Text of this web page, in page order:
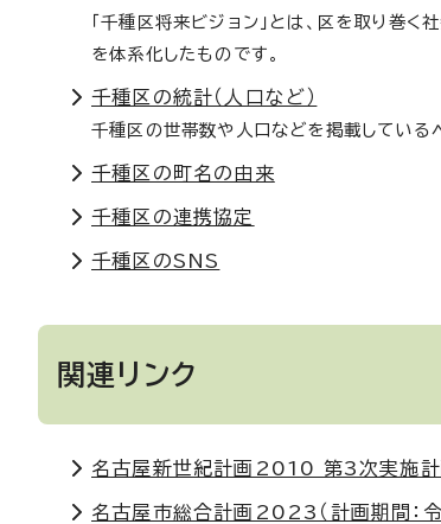
「千種区将来ビジョン」とは、区を取り巻
を体系化したものです。
千種区の統計（人口など）
千種区の世帯数や人口などを掲載している
千種区の町名の由来
千種区の連携協定
千種区のSNS
関連リンク
名古屋新世紀計画2010 第3次実施
名古屋市総合計画2023（計画期間：